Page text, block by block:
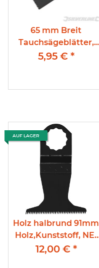
65 mm Breit
Tauchsägeblätter,
HSS Metall Holz,
5,95 € *
AUF LAGER
Holz halbrund 91mm
Holz,Kunststoff, NE-
Metall,Gipskarton
12,00 € *